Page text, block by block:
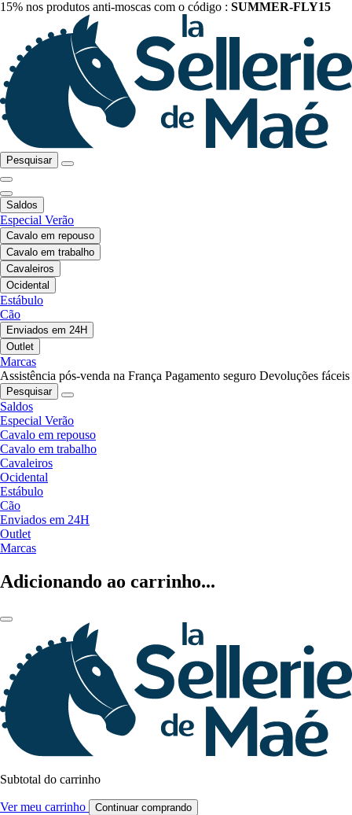
15% nos produtos anti-moscas com o código : SUMMER-FLY15
Pesquisar
Saldos
Especial Verão
Cavalo em repouso
Cavalo em trabalho
Cavaleiros
Ocidental
Estábulo
Cão
Enviados em 24H
Outlet
Marcas
Assistência pós-venda na França Pagamento seguro Devoluções fáceis
Pesquisar
Saldos
Especial Verão
Cavalo em repouso
Cavalo em trabalho
Cavaleiros
Ocidental
Estábulo
Cão
Enviados em 24H
Outlet
Marcas
Adicionando ao carrinho...
Subtotal do carrinho
Ver meu carrinho Continuar comprando